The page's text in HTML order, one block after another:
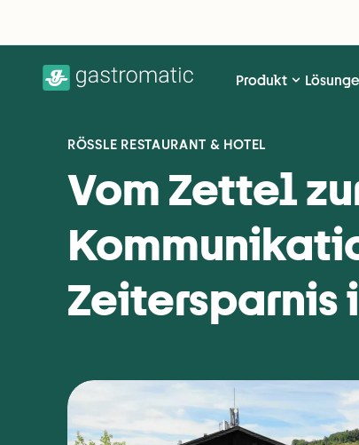
Produkt
RÖSSLE RESTAURANT & HOTEL
Vom Zettel
Zeitersparnis